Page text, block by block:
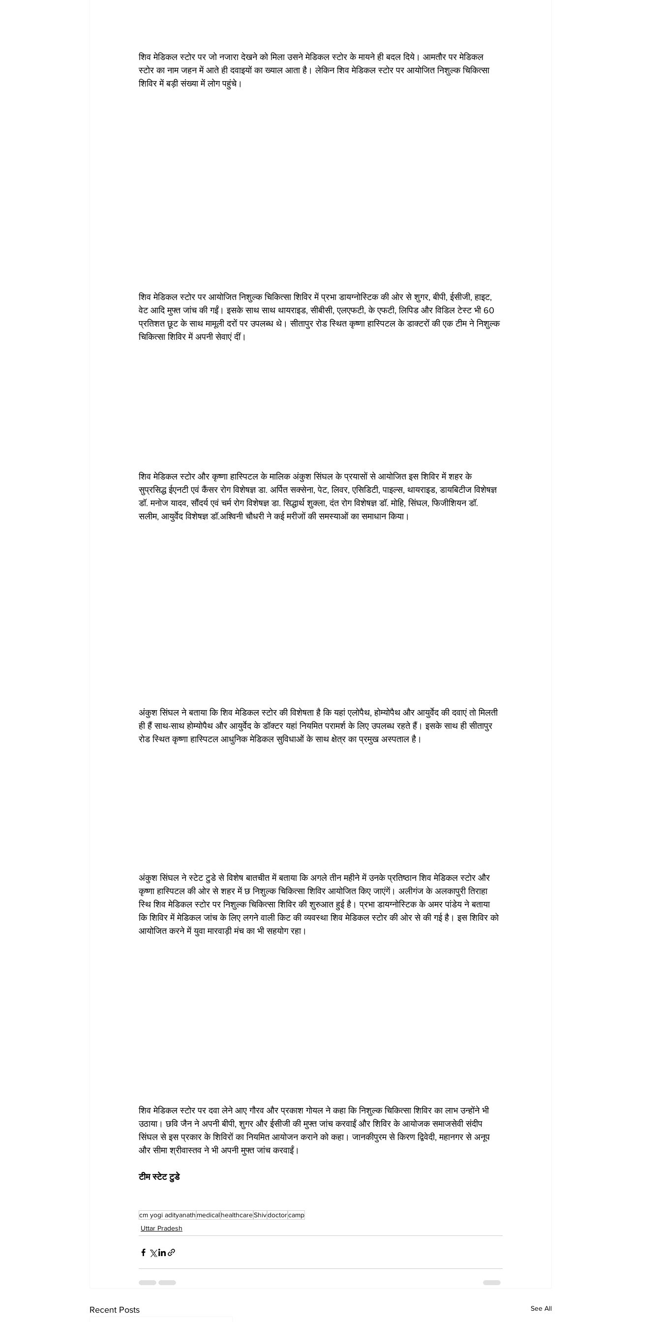
शिव मेडिकल स्टोर पर जो नजारा देखने को मिला उसने मेडिकल स्टोर के मायने ही बदल दिये। आमतौर पर मेडिकल
स्टोर का नाम जहन में आते ही दवाइयों का ख्याल आता है। लेकिन शिव मेडिकल स्टोर पर आयोजित निशुल्क चिकित्सा
शिविर में बड़ी संख्या में लोग पहुंचे।
शिव मेडिकल स्टोर पर आयोजित निशुल्क चिकित्सा शिविर में प्रभा डायग्नोस्टिक की ओर से शुगर, बीपी, ईसीजी, हाइट,
वेट आदि मुफ्त जांच की गईं। इसके साथ साथ थायराइड, सीबीसी, एलएफटी, के एफटी, लिपिड और विडिल टेस्ट भी 60
प्रतिशत छूट के साथ मामूली दरों पर उपलब्ध थे। सीतापुर रोड स्थित कृष्णा हास्पिटल के डाक्टरों की एक टीम ने निशुल्क
चिकित्सा शिविर में अपनी सेवाएं दीं।
शिव मेडिकल स्टोर और कृष्णा हास्पिटल के मालिक अंकुश सिंघल के प्रयासों से आयोजित इस शिविर में शहर के
सुप्रसिद्ध ईएनटी एवं कैंसर रोग विशेषज्ञ डा. अर्पित सक्सेना, पेट, लिवर, एसिडिटी, पाइल्स, थायराइड, डायबिटीज विशेषज्ञ
डॉ. मनोज यादव, सौंदर्य एवं चर्म रोग विशेषज्ञ डा. सिद्धार्थ शुक्ला, दंत रोग विशेषज्ञ डॉ. मोहि, सिंघल, फिजीशियन डॉ.
सलीम, आयुर्वेद विशेषज्ञ डॉ.अश्विनी चौधरी ने कई मरीजों की समस्याओं का समाधान किया।
अंकुश सिंघल ने बताया कि शिव मेडिकल स्टोर की विशेषता है कि यहां एलोपैथ, होम्योपैथ और आयुर्वेद की दवाएं तो मिलती
ही हैं साथ-साथ होम्योपैथ और आयुर्वेद के डॉक्टर यहां नियमित परामर्श के लिए उपलब्ध रहते हैं। इसके साथ ही सीतापुर
रोड स्थित कृष्णा हास्पिटल आधुनिक मेडिकल सुविधाओं के साथ क्षेत्र का प्रमुख अस्पताल है।
अंकुश सिंघल ने स्टेट टुडे से विशेष बातचीत में बताया कि अगले तीन महीने में उनके प्रतिष्ठान शिव मेडिकल स्टोर और
कृष्णा हास्पिटल की ओर से शहर में छ निशुल्क चिकित्सा शिविर आयोजित किए जाएंगें। अलीगंज के अलकापुरी तिराहा
स्थि शिव मेडिकल स्टोर पर निशुल्क चिकित्सा शिविर की शुरुआत हुई है। प्रभा डायग्नोस्टिक के अमर पांडेय ने बताया
कि शिविर में मेडिकल जांच के लिए लगने वाली किट की व्यवस्था शिव मेडिकल स्टोर की ओर से की गई है। इस शिविर को
आयोजित करने में युवा मारवाड़ी मंच का भी सहयोग रहा।
शिव मेडिकल स्टोर पर दवा लेने आए गौरव और प्रकाश गोयल ने कहा कि निशुल्क चिकित्सा शिविर का लाभ उन्होंने भी
उठाया। छवि जैन ने अपनी बीपी, शुगर और ईसीजी की मुफ्त जांच करवाईं और शिविर के आयोजक समाजसेवी संदीप
सिंघल से इस प्रकार के शिविरों का नियमित आयोजन कराने को कहा। जानकीपुरम से किरण द्विवेदी, महानगर से अनूप
और सीमा श्रीवास्तव ने भी अपनी मुफ्त जांच करवाईं।
टीम स्टेट टुडे
cm yogi adityanath medicalhealthcareShivdoctorcamp
Uttar Pradesh
Recent Posts See All